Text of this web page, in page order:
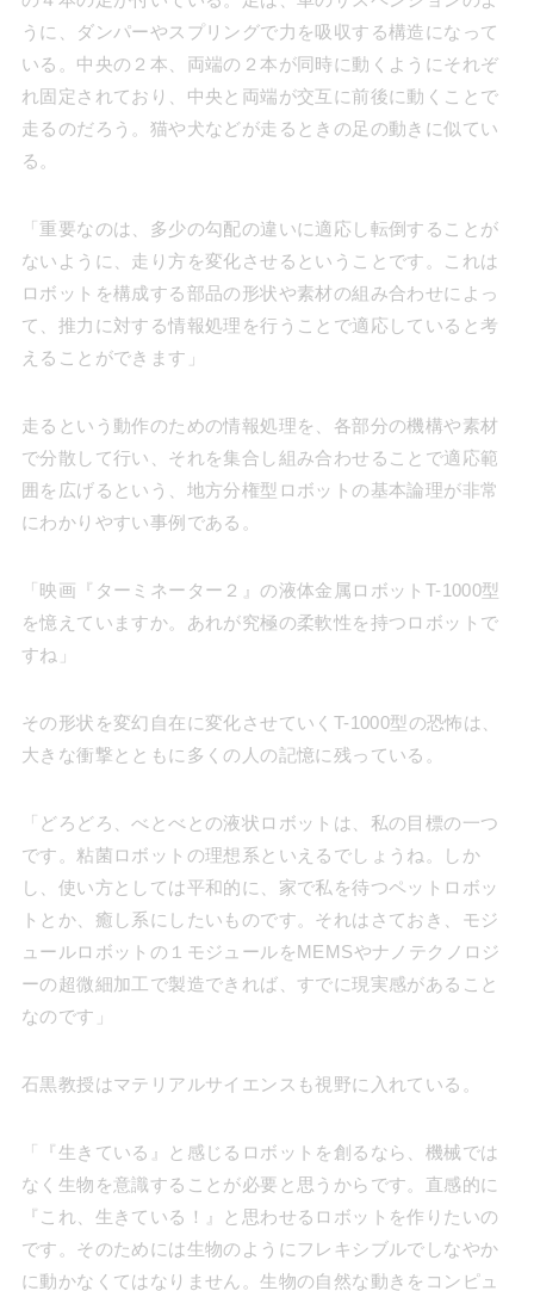
うに、ダンパーやスプリングで力を吸収する構造になって
いる。中央の２本、両端の２本が同時に動くようにそれぞ
れ固定されており、中央と両端が交互に前後に動くことで
走るのだろう。猫や犬などが走るときの足の動きに似てい
る。
「重要なのは、多少の勾配の違いに適応し転倒することが
ないように、走り方を変化させるということです。これは
ロボットを構成する部品の形状や素材の組み合わせによっ
て、推力に対する情報処理を行うことで適応していると考
えることができます」
走るという動作のための情報処理を、各部分の機構や素材
で分散して行い、それを集合し組み合わせることで適応範
囲を広げるという、地方分権型ロボットの基本論理が非常
にわかりやすい事例である。
「映画『ターミネーター２』の液体金属ロボットT-1000型
を憶えていますか。あれが究極の柔軟性を持つロボットで
すね」
その形状を変幻自在に変化させていくT-1000型の恐怖は、
大きな衝撃とともに多くの人の記憶に残っている。
「どろどろ、べとべとの液状ロボットは、私の目標の一つ
です。粘菌ロボットの理想系といえるでしょうね。しか
し、使い方としては平和的に、家で私を待つペットロボッ
トとか、癒し系にしたいものです。それはさておき、モジ
ュールロボットの１モジュールをMEMSやナノテクノロジ
ーの超微細加工で製造できれば、すでに現実感があること
なのです」
石黒教授はマテリアルサイエンスも視野に入れている。
「『生きている』と感じるロボットを創るなら、機械では
なく生物を意識することが必要と思うからです。直感的に
『これ、生きている！』と思わせるロボットを作りたいの
です。そのためには生物のようにフレキシブルでしなやか
に動かなくてはなりません。生物の自然な動きをコンピュ